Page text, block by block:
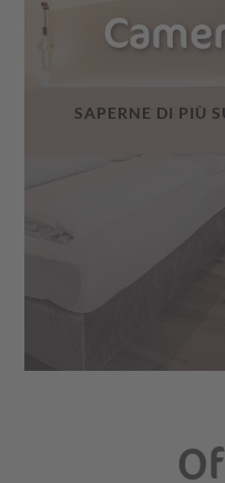
SAPERNE DI PIÙ